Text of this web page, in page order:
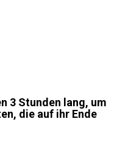
3 Stunden lang, um
die auf ihr Ende